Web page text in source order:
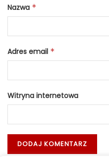
Nazwa *
Adres email *
Witryna internetowa